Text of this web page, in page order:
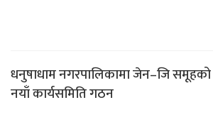
धनुषाधाम नगरपालिकामा जेन–जि समूहको
नयाँ कार्यसमिति गठन